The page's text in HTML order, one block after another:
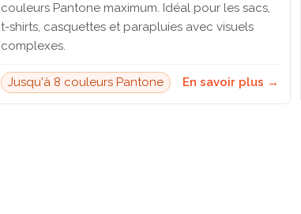
couleurs Pantone maximum. Idéal pour les sacs,
t-shirts, casquettes et parapluies avec visuels
complexes.
Jusqu'à 8 couleurs Pantone En savoir plus →